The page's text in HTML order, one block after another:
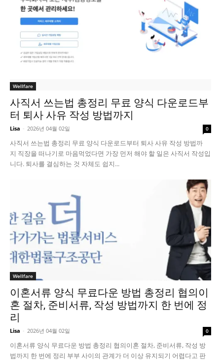
Wellfare
사직서 쓰는법 총정리 무료 양식 다운로드부
터 퇴사 사유 작성 방법까지
Lisa - 2026년 04월 02일 0
사직서 쓰는법 총정리 무료 양식 다운로드부터 퇴사 사유 작성 방법까
지 직장을 떠나기로 마음먹었다면 가장 먼저 해야 할 일은 사직서 작성입
니다. 퇴사를 결심하는 것 자체도 쉽지...
Wellfare
이혼서류 양식 무료다운 방법 총정리 협의이
혼 절차, 준비서류, 작성 방법까지 한 번에 정
리
Lisa - 2026년 04월 02일 0
이혼서류 양식 무료다운 방법 총정리 협의이혼 절차, 준비서류, 작성 방
법까지 한 번에 정리 부부 사이의 관계가 더 이상 유지되기 어렵다고 판